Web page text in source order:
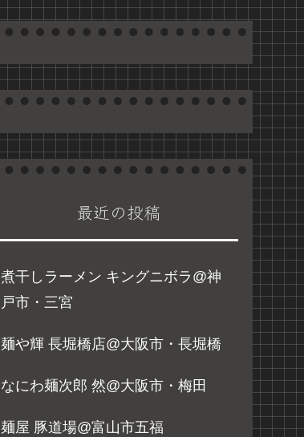
最近の投稿
煮干しラーメン キングニボラ@神
戸市・三宮
麺や輝 長堀橋店@大阪市・長堀橋
なにわ麺次郎 然@大阪市・梅田
麺屋 豚道場@富山市五福